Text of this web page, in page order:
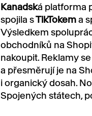
Kanadská platforma
spojila sTikTokema
Výsledkem
obchodníků na
nakoupit. Reklamy
a přesměrují je na
i organický dosah.
Spojených státech,